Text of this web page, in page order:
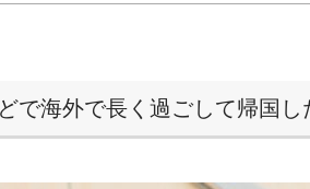
で海外で長く過ごして帰国し